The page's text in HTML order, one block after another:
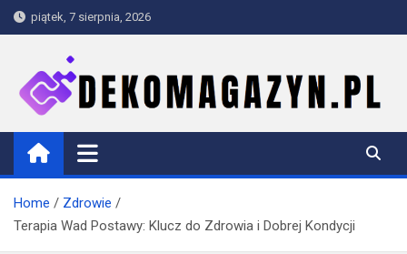
Skip
to
piątek, 7 sierpnia, 2026
dekomagazyn.pl
Blog
Home
Zdrowie
Terapia Wad Postawy: Klucz do Zdrowia i Dobrej Kondycji